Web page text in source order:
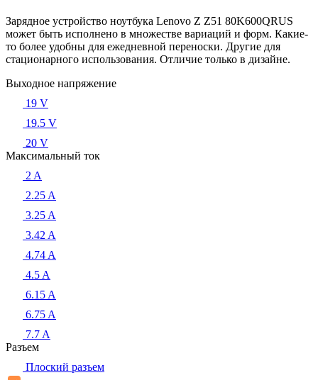
Зарядное устройство ноутбука Lenovo Z Z51 80K600QRUS
может быть исполнено в множестве вариаций и форм. Какие-
то более удобны для ежедневной переноски. Другие для
стационарного использования. Отличие только в дизайне.
Выходное напряжение
19 V
19.5 V
20 V
Максимальный ток
2 A
2.25 A
3.25 A
3.42 A
4.74 A
4.5 A
6.15 A
6.75 A
7.7 A
Разъем
Плоский разъем